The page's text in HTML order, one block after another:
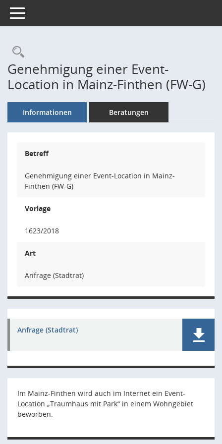
Toggle navigation
Rechercheauswahl
Genehmigung einer Event-
Location in Mainz-Finthen (FW-G)
Informationen Beratungen
Betreff
Genehmigung einer Event-Location in Mainz-
Finthen (FW-G)
Vorlage
1623/2018
Art
Anfrage (Stadtrat)
Anfrage (Stadtrat)
Im Mainz-Finthen wird auch im Internet ein Event-
Location „Traumhaus mit Park“ in einem Wohngebiet
beworben.